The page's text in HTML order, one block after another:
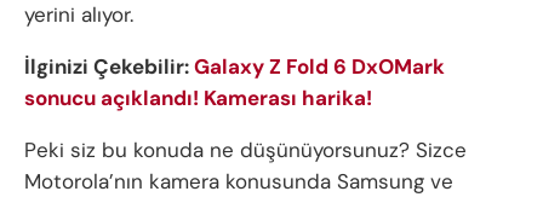
yerini alıyor.
İlginizi Çekebilir:Galaxy Z Fold 6 DxOMark
sonucu açıklandı! Kamerası harika!
Peki siz bu konuda ne düşünüyorsunuz? Sizce
Motorola’nın kamera konusunda Samsung ve